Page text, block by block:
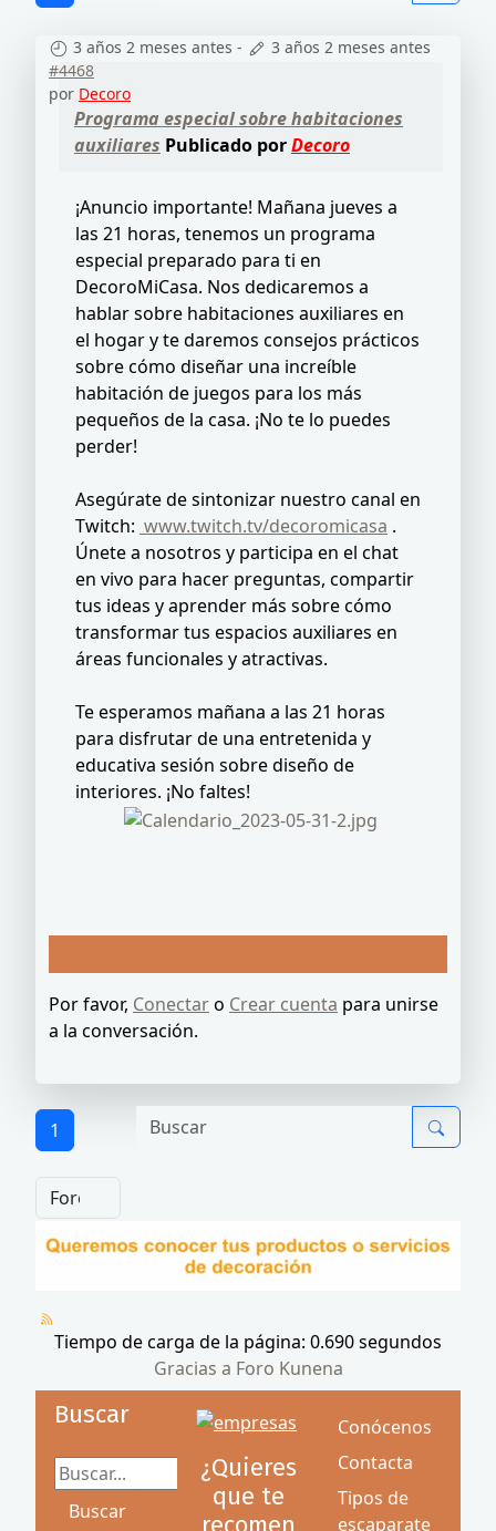
3 años 2 meses antes -
3 años 2 meses antes
#4468
por Decoro
Programa especial sobre habitaciones
auxiliares Publicado porDecoro
¡Anuncio importante! Mañana jueves a
las 21 horas, tenemos un programa
especial preparado para ti en
DecoroMiCasa. Nos dedicaremos a
hablar sobre habitaciones auxiliares en
el hogar y te daremos consejos prácticos
sobre cómo diseñar una increíble
habitación de juegos para los más
pequeños de la casa. ¡No te lo puedes
perder!
Asegúrate de sintonizar nuestro canal en
Twitch: www.twitch.tv/decoromicasa .
Únete a nosotros y participa en el chat
en vivo para hacer preguntas, compartir
tus ideas y aprender más sobre cómo
transformar tus espacios auxiliares en
áreas funcionales y atractivas.
Te esperamos mañana a las 21 horas
para disfrutar de una entretenida y
educativa sesión sobre diseño de
interiores. ¡No faltes!
Por favor, Conectaro Crear cuenta para unirse
a la conversación.
1
Tiempo de carga de la página: 0.690 segundos
Gracias a Foro Kunena
Buscar
Buscar...
Buscar
¿Quieres
que te
Conócenos
Contacta
Tipos de
escaparate